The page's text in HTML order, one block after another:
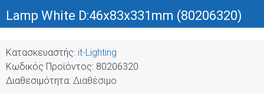
Lamp White D:46x83x331mm (80206320)
Κατασκευαστής: it-Lighting
Κωδικός Προϊόντος: 80206320
Διαθεσιμότητα: Διαθέσιμο